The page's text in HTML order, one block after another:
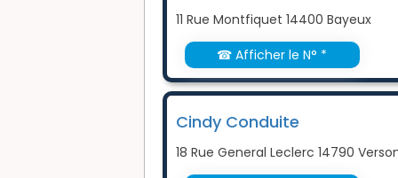
11 Rue Montfiquet 14400 Bayeux
☎ Afficher le N° *
Cindy Conduite
18 Rue General Leclerc 14790